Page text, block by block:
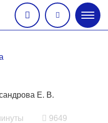
меню
9649